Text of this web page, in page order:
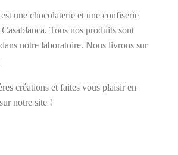
une chocolaterie et une confiserie
Tous nos produits sont
notre laboratoire. Nous livrons sur
créations et faites vous plaisir en
notre site !